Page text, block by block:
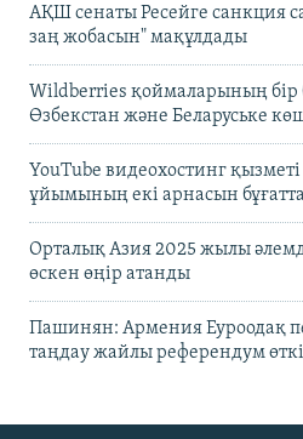
АҚШ сенаты Ресейге санкция
заң жобасын" мақұлдады
Wildberries қоймаларының бір
Өзбекстан және Беларуське
YouTube видеохостинг
ұйымының екі арнасын
Орталық Азия 2025 жылы
өскен өңір атанды
Пашинян: Армения Еуроодақ
таңдау жайлы референдум